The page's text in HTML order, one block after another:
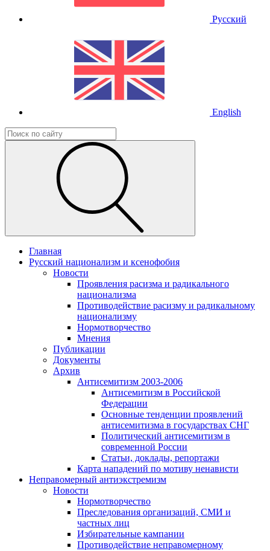
Русский
English
Главная
Русский национализм и ксенофобия
Новости
Проявления расизма и радикального
национализма
Противодействие расизму и радикальному
национализму
Нормотворчество
Мнения
Публикации
Документы
Архив
Антисемитизм 2003-2006
Антисемитизм в Российской
Федерации
Основные тенденции проявлений
антисемитизма в государствах СНГ
Политический антисемитизм в
современной России
Статьи, доклады, репортажи
Карта нападений по мотиву ненависти
Неправомерный антиэкстремизм
Новости
Нормотворчество
Преследования организаций, СМИ и
частных лиц
Избирательные кампании
Противодействие неправомерному